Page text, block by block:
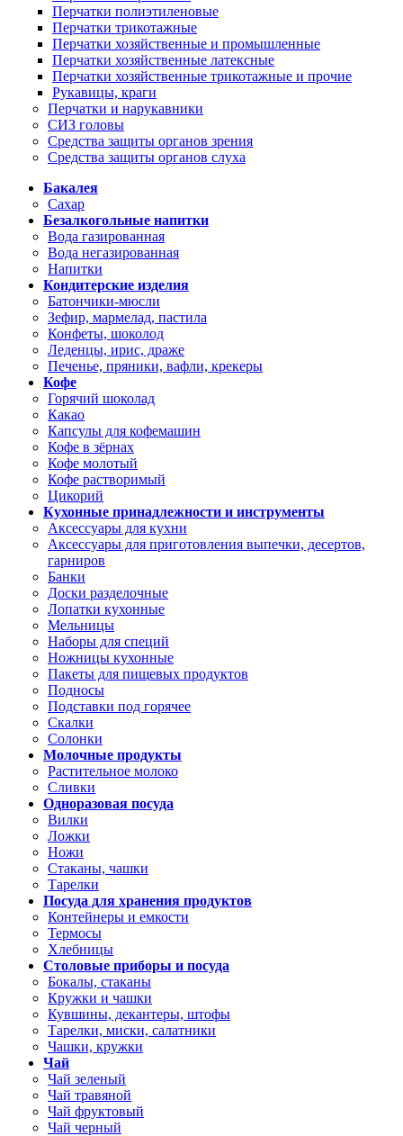
Перчатки полиэтиленовые
Перчатки трикотажные
Перчатки хозяйственные и промышленные
Перчатки хозяйственные латексные
Перчатки хозяйственные трикотажные и прочие
Рукавицы, краги
Перчатки и нарукавники
СИЗ головы
Средства защиты органов зрения
Средства защиты органов слуха
Бакалея
Сахар
Безалкогольные напитки
Вода газированная
Вода негазированная
Напитки
Кондитерские изделия
Батончики-мюсли
Зефир, мармелад, пастила
Конфеты, шоколод
Леденцы, ирис, драже
Печенье, пряники, вафли, крекеры
Кофе
Горячий шоколад
Какао
Капсулы для кофемашин
Кофе в зёрнах
Кофе молотый
Кофе растворимый
Цикорий
Кухонные принадлежности и инструменты
Аксессуары для кухни
Аксессуары для приготовления выпечки, десертов,
гарниров
Банки
Доски разделочные
Лопатки кухонные
Мельницы
Наборы для специй
Ножницы кухонные
Пакеты для пищевых продуктов
Подносы
Подставки под горячее
Скалки
Солонки
Молочные продукты
Растительное молоко
Сливки
Одноразовая посуда
Вилки
Ложки
Ножи
Стаканы, чашки
Тарелки
Посуда для хранения продуктов
Контейнеры и емкости
Термосы
Хлебницы
Столовые приборы и посуда
Бокалы, стаканы
Кружки и чашки
Кувшины, декантеры, штофы
Тарелки, миски, салатники
Чашки, кружки
Чай
Чай зеленый
Чай травяной
Чай фруктовый
Чай черный